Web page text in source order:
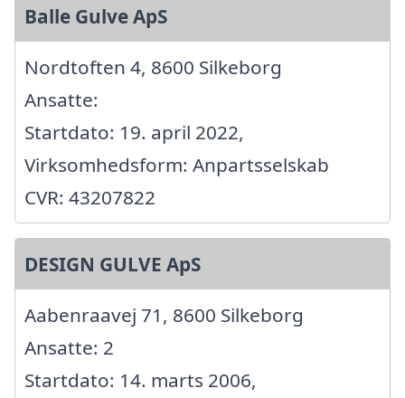
Balle Gulve ApS
Nordtoften 4, 8600 Silkeborg
Ansatte:
Startdato: 19. april 2022,
Virksomhedsform: Anpartsselskab
CVR: 43207822
DESIGN GULVE ApS
Aabenraavej 71, 8600 Silkeborg
Ansatte: 2
Startdato: 14. marts 2006,